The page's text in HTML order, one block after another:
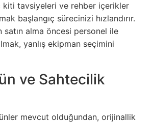
kiti tavsiyeleri ve rehber içerikler
başlangıç sürecinizi hızlandırır.
satın alma öncesi personel ile
yanlış ekipman seçimini
ve Sahtecilik
mevcut olduğundan, orijinallik